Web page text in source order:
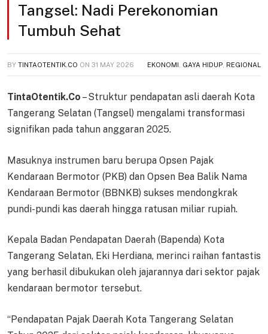
Tangsel: Nadi Perekonomian
Tumbuh Sehat
BY TINTAOTENTIK.CO ON 31 MAY 2026 EKONOMI GAYA HIDUP REGIONAL
TintaOtentik.Co – Struktur pendapatan asli daerah Kota
Tangerang Selatan (Tangsel) mengalami transformasi
signifikan pada tahun anggaran 2025.
Masuknya instrumen baru berupa Opsen Pajak
Kendaraan Bermotor (PKB) dan Opsen Bea Balik Nama
Kendaraan Bermotor (BBNKB) sukses mendongkrak
pundi-pundi kas daerah hingga ratusan miliar rupiah.
Kepala Badan Pendapatan Daerah (Bapenda) Kota
Tangerang Selatan, Eki Herdiana, merinci raihan fantastis
yang berhasil dibukukan oleh jajarannya dari sektor pajak
kendaraan bermotor tersebut.
“Pendapatan Pajak Daerah Kota Tangerang Selatan